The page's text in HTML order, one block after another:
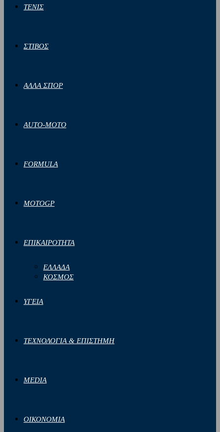
ΤΕΝΙΣ
ΣΤΙΒΟΣ
ΑΛΛΑ ΣΠΟΡ
AUTO-MOTO
FORMULA
MOTOGP
ΕΠΙΚΑΙΡΟΤΗΤΑ
ΕΛΛΑΔΑ
ΚΟΣΜΟΣ
ΥΓΕΙΑ
ΤΕΧΝΟΛΟΓΙΑ & ΕΠΙΣΤΗΜΗ
MEDIA
ΟΙΚΟΝΟΜΙΑ